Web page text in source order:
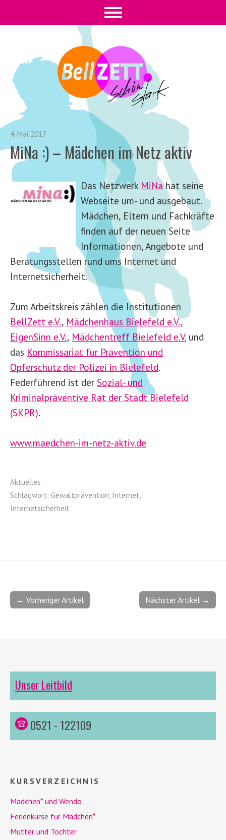
4. Mai 2017
MiNa :) – Mädchen im Netz aktiv
Das Netzwerk MiNahat seine
Webseite um- und ausgebaut.
Mädchen, Eltern und Fachkräfte
finden auf der neuen Seite
Informationen, Angebote und
Beratungsstellen rund ums Internet und
Internetsicherheit.
Zum Arbeitskreis zählen die Institutionen
BellZett e.V., Mädchenhaus Bielefeld e.V.,
EigenSinn e.V., Mädchentreff Bielefeld e.V. und
das Kommissariat für Prävention und
Opferschutz der Polizei in Bielefeld.
Federführend ist der Sozial- und
Kriminalpräventive Rat der Stadt Bielefeld
(SKPR).
www.maedchen-im-netz-aktiv.de
Aktuelles
Schlagwort: Gewaltprävention, Internet,
Internetsicherheit
Nächster Artikel →
← Vorheriger Artikel
Unser Leitbild
0521 - 122109
KURSVERZEICHNIS
Mädchen* und Wendo
Ferienkurse für Mädchen*
Mutter und Tochter